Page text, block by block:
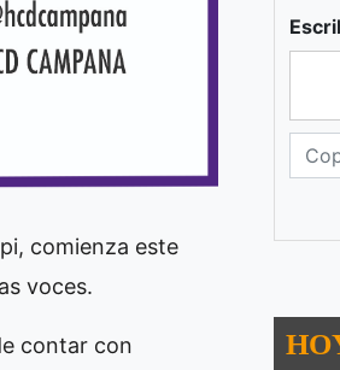
comienza este
voces.
contar con